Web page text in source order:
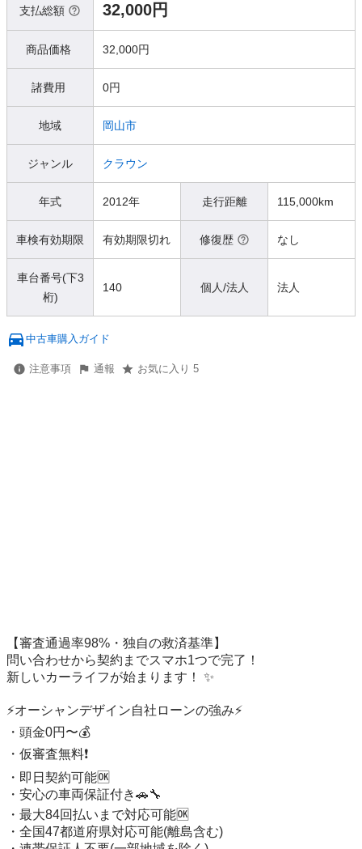
支払総額 32,000円
商品価格 32,000円
諸費用 0円
地域 岡山市
ジャンル クラウン
年式 2012年 走行距離 115,000km
車検有効期限 有効期限切れ 修復歴 なし
車台番号(下3
桁)
140 個人/法人 法人
中古車購入ガイド
注意事項 通報 お気に入り 5
【審査通過率98%・独自の救済基準】
問い合わせから契約までスマホ1つで完了！
新しいカーライフが始まります！ ✨
⚡️オーシャンデザイン自社ローンの強み⚡️
・頭金0円〜💰
・仮審査無料❗️
・即日契約可能🆗
・安心の車両保証付き🚗🔧
・最大84回払いまで対応可能🆗
・全国47都道府県対応可能(離島含む)